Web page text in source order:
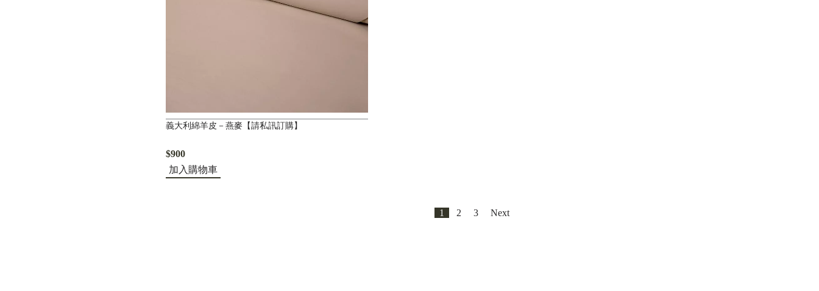
義大利綿羊皮－燕麥【請私訊訂購】
$900
加入購物車
1 2 3